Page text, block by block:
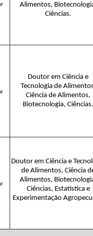
Alimentos,
Ciências.
Doutor em Ciência e
Tecnologia de
Ciência de Alimentos,
Biotecnologia, Ciências.
Doutor em Ciência e
de Alimentos, Ciência
Alimentos,
Ciências, Estatística e
Experimentação